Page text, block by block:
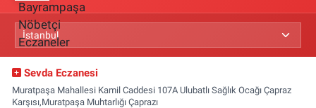
Sevda Eczanesi
Muratpaşa Mahallesi Kamil Caddesi 107A Ulubatlı Sağlık Ocağı Çapraz
Karşısı,Muratpaşa Muhtarlığı Çaprazı